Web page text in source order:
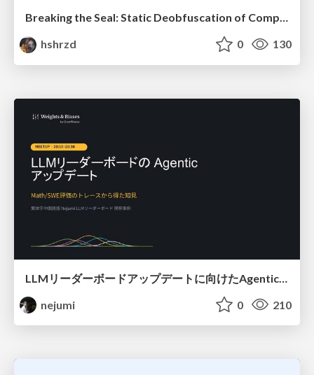
Breaking the Seal: Static Deobfuscation of Compiled V8 JavaScript Bytecode Malware
hshrzd
0 130
nejumi
0 210